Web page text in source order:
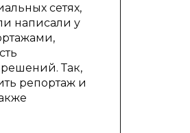
сетях,
написали у
Так,
репортаж и